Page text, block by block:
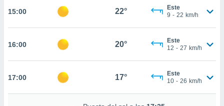
aunque
no
abono
15:00 22°
Este
9 - 22 km/h
16:00 20°
Este
12 - 27 km/h
17:00 17°
Este
10 - 26 km/h